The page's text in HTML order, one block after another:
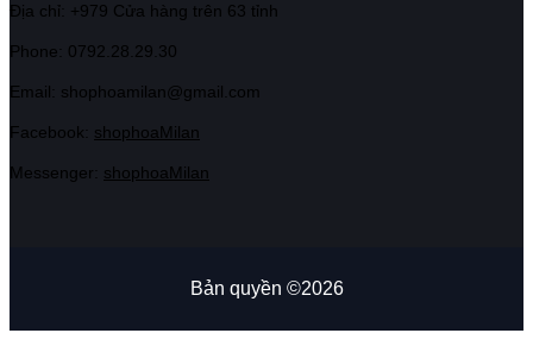
Địa chỉ: +979 Cửa hàng trên 63 tỉnh
Phone: 0792.28.29.30
Email: shophoamilan@gmail.com
Facebook: shophoaMilan
Messenger: shophoaMilan
Bản quyền ©2026